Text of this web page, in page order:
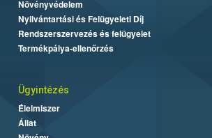
Növényvédelem
Nyilvántartási és Felügyeleti Díj
Rendszerszervezés és felügyelet
Termékpálya-ellenőrzés
Ügyintézés
Élelmiszer
Állat